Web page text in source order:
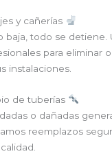
y cañerías
baja, todo se detiene.
para eliminar
instalaciones.
de tuberías
o dañadas
reemplazos